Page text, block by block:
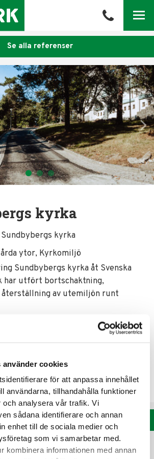
använder cookies
för att anpassa innehållet
användarna, tillhandahålla funktioner
och analysera vår trafik. Vi
sådana identifierare och annan
enhet till de sociala medier och
som vi samarbetar med.
kombinera informationen med annan
Meny
Se alla referenser
kyrka
Sundbybergs kyrka
ytor, Kyrkomiljö
Sundbybergs kyrka åt Svenska
har utfört bortschaktning,
av utemiljön runt
all gammal asfalt och schaktat 50
All kantsten och
återanvänd.
Se alla referenser